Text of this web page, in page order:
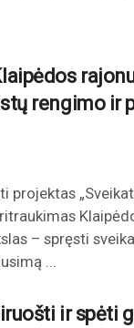
rengimo ir
projektas
– spręsti
...
ir spėti